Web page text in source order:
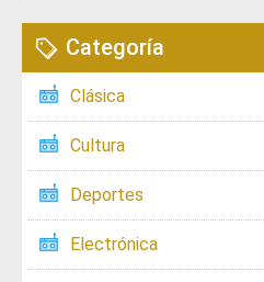
Categoría
Clásica
Cultura
Deportes
Electrónica